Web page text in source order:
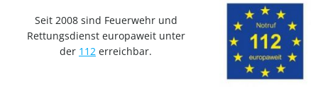
Seit 2008 sind Feuerwehr und
Rettungsdienst europaweit unter
der 112 erreichbar.